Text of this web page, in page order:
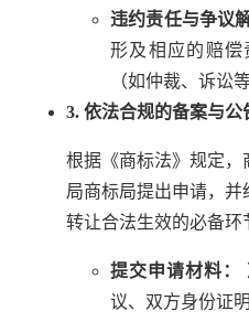
违约责任与争议解
形及相应的赔
（如仲裁、诉讼
3. 依法合规的备案与公
根据《商标法》规定，
局商标局提出申请，
转让合法生效的必备环
提交申请材料：
议、双方身份证